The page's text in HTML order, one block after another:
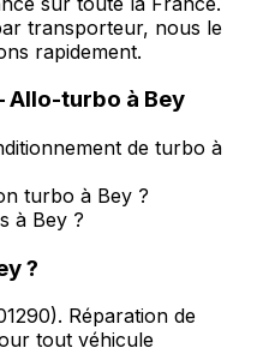
transporteur, nous le
rapidement.
Allo-turbo à Bey
de turbo à
turbo à Bey ?
à Bey ?
?
). Réparation de
tout véhicule